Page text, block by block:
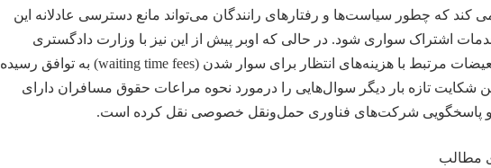
که چطور سیاست‌ها و رفتارهای رانندگان می‌تواند مانع دسترسی عادلانه این
خدمات اشتراک سواری شود. در حالی که اوبر پیش از این نیز با وزارت دادگستری
درمورد تبعیضات مرتبط با هزینه‌های انتظار برای سوار شدن (waiting time fees) به توافق رسیده
شکایت تازه بار دیگر سوال‌هایی را درمورد نحوه مراعات حقوق مسافران دارای
پاسخگویی شرکت‌های فناوری حمل‌ونقل خصوصی نقل کرده است.
مطالب